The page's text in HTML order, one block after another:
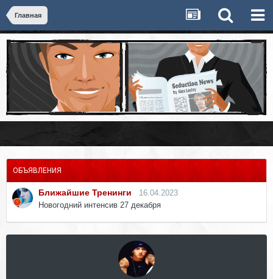
Главная
ОБЪЯВЛЕНИЯ
Ближайшие Тренинги
16.04.2023
Новогодний интенсив 27 декабря